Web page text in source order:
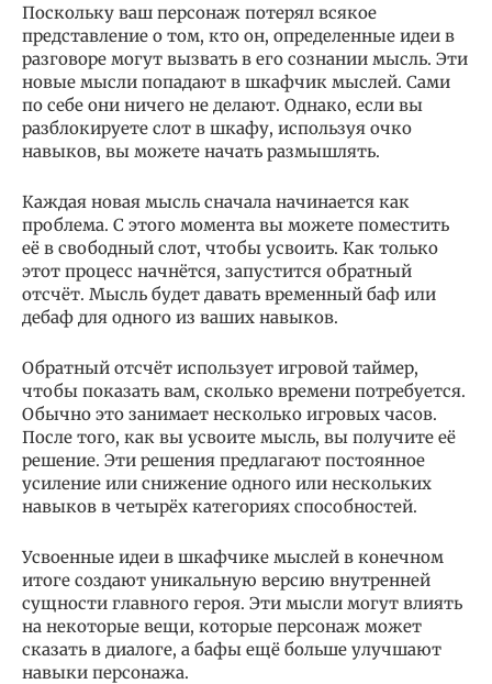
Поскольку ваш персонаж потерял всякое
представление о том, кто он, определенные идеи в
разговоре могут вызвать в его сознании мысль. Эти
новые мысли попадают в шкафчик мыслей. Сами
по себе они ничего не делают. Однако, если вы
разблокируете слот в шкафу, используя очко
навыков, вы можете начать размышлять.
Каждая новая мысль сначала начинается как
проблема. С этого момента вы можете поместить
её в свободный слот, чтобы усвоить. Как только
этот процесс начнётся, запустится обратный
отсчёт. Мысль будет давать временный баф или
дебаф для одного из ваших навыков.
Обратный отсчёт использует игровой таймер,
чтобы показать вам, сколько времени потребуется.
Обычно это занимает несколько игровых часов.
После того, как вы усвоите мысль, вы получите её
решение. Эти решения предлагают постоянное
усиление или снижение одного или нескольких
навыков в четырёх категориях способностей.
Усвоенные идеи в шкафчике мыслей в конечном
итоге создают уникальную версию внутренней
сущности главного героя. Эти мысли могут влиять
на некоторые вещи, которые персонаж может
сказать в диалоге, а бафы ещё больше улучшают
навыки персонажа.